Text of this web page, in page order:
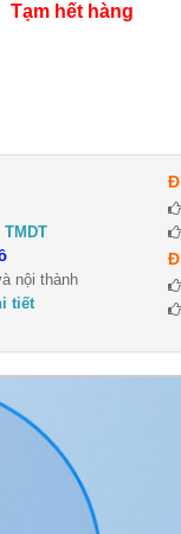
Tạm hết hàng
nội thành
tiết